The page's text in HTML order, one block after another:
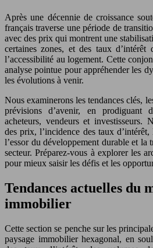
Après une décennie de croissance soutenue, le marché immobilier
français traverse une période de
avec des prix qui montrent une
certaines zones, et des taux
l’accessibilité au logement. Cette
analyse pointue pour appréhender les
les évolutions à venir.
Nous examinerons les tendances clés,
prévisions d’avenir, en prodiguant
acheteurs, vendeurs et investisseurs.
des prix, l’incidence des taux
l’essor du développement durable et la
secteur. Préparez-vous à explorer les
pour mieux saisir les défis et les
Tendances actuelles du
immobilier
Cette section se penche sur les
paysage immobilier hexagonal, en